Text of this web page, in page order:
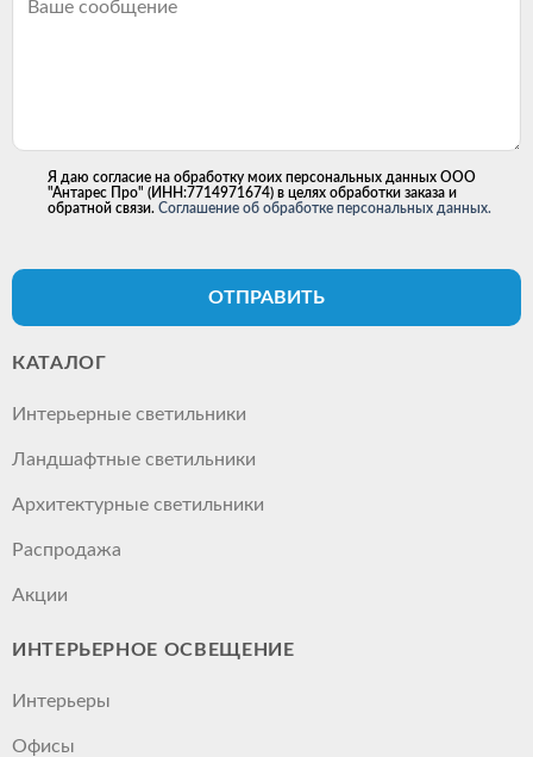
Я даю согласие на обработку моих персональных данных ООО
"Антарес Про" (ИНН:7714971674) в целях обработки заказа и
обратной связи. Соглашение об обработке персональных данных.
ОТПРАВИТЬ
КАТАЛОГ
Интерьерные светильники
Ландшафтные светильники
Архитектурные светильники
Распродажа
Акции
ИНТЕРЬЕРНОЕ ОСВЕЩЕНИЕ
Интерьеры
Офисы